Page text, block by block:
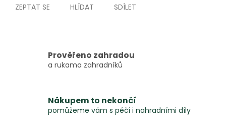
ZEPTAT SE HLÍDAT SDÍLET
Prověřeno zahradou
a rukama zahradníků
Nákupem to nekončí
pomůžeme vám s péčí i nahradními díly